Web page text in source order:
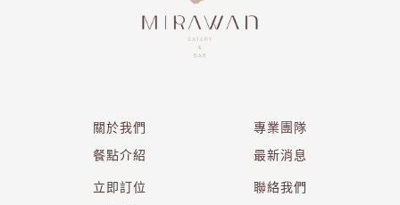
關於我們
餐點介紹
專業團隊
最新消息
立即訂位
聯絡我們